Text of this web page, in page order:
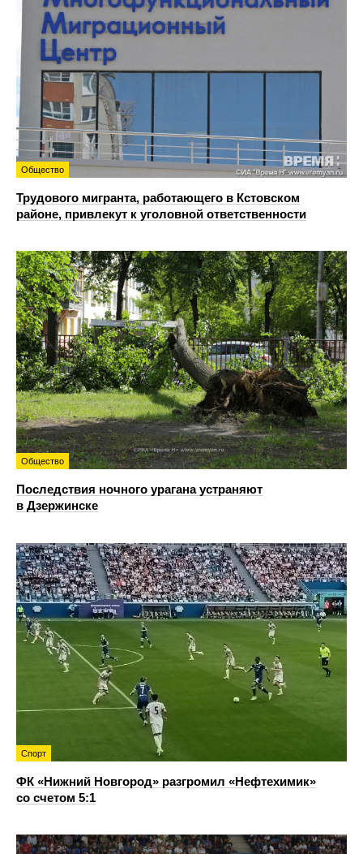
Общество
Трудового мигранта, работающего в Кстовском
районе, привлекут к уголовной ответственности
Общество
Последствия ночного урагана устраняют
в Дзержинске
Спорт
ФК «Нижний Новгород» разгромил «Нефтехимик»
со счетом 5:1